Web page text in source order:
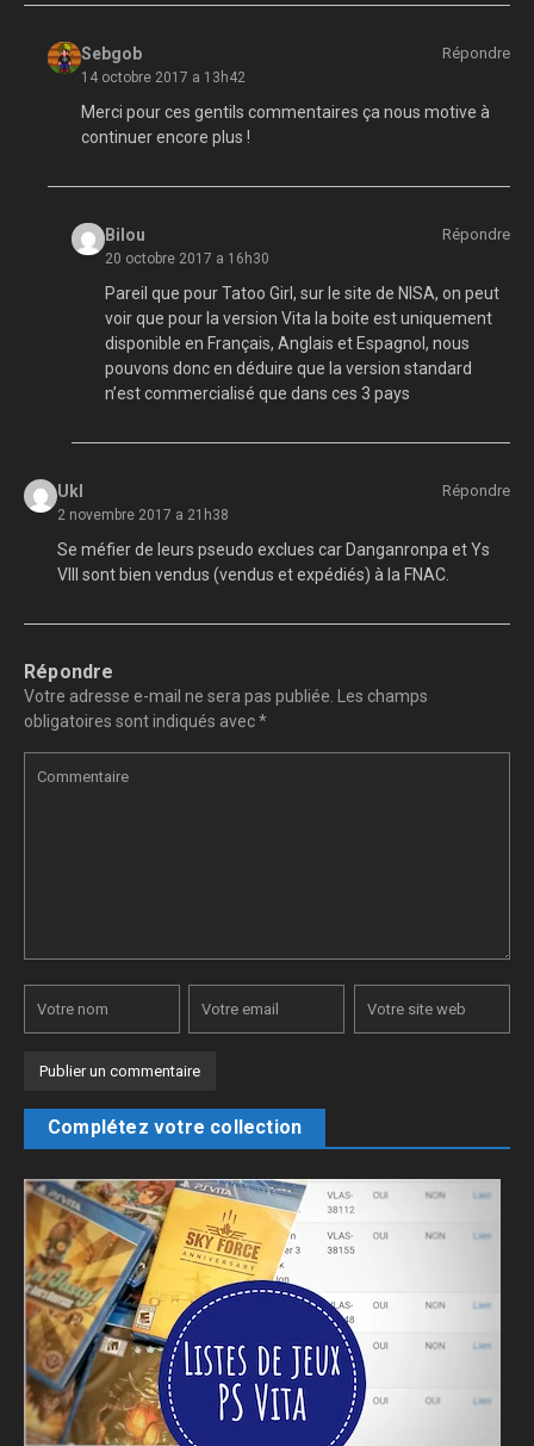
Sebgob
14 octobre 2017 a 13h42
Répondre
Merci pour ces gentils commentaires ça nous motive à
continuer encore plus !
Bilou
20 octobre 2017 a 16h30
Répondre
Pareil que pour Tatoo Girl, sur le site de NISA, on peut
voir que pour la version Vita la boite est uniquement
disponible en Français, Anglais et Espagnol, nous
pouvons donc en déduire que la version standard
n’est commercialisé que dans ces 3 pays
Ukl
2 novembre 2017 a 21h38
Répondre
Se méfier de leurs pseudo exclues car Danganronpa et Ys
VIII sont bien vendus (vendus et expédiés) à la FNAC.
Répondre
Votre adresse e-mail ne sera pas publiée.
Les champs
obligatoires sont indiqués avec*
Complétez votre collection